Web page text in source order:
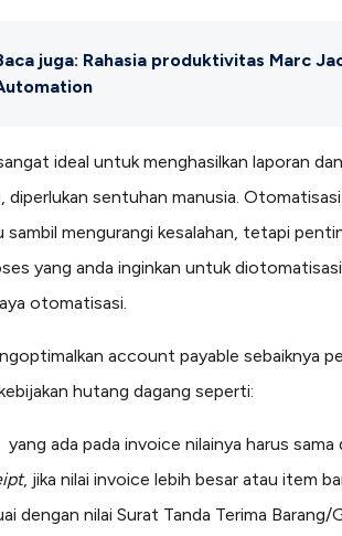
juga: Rahasia produktivitas Marc
ideal untuk menghasilkan laporan
diperlukan sentuhan manusia.
sambil mengurangi kesalahan, tetapi
yang anda inginkan untuk
otomatisasi.
account payable sebaiknya
hutang dagang seperti:
yang ada pada invoice nilainya harus sama
, jika nilai invoice lebih besar atau item
dengan nilai Surat Tanda Terima